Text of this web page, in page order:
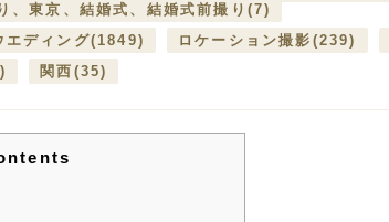
、東京、結婚式、結婚式前撮り (7)
エディング(1849) ロケーション撮影 (239)
関西 (35)